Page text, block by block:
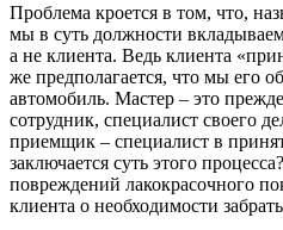
Проблема кроется в том, что,
мы в суть должности
а не клиента. Ведь клиента
же предполагается, что мы его
автомобиль. Мастер – это
сотрудник, специалист своего
приемщик – специалист в
заключается суть этого
повреждений лакокрасочного
клиента о необходимости